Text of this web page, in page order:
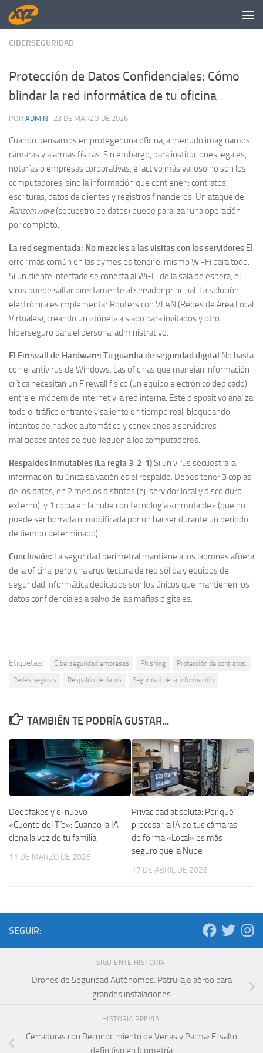
Saltar al contenido
CIBERSEGURIDAD
Protección de Datos Confidenciales: Cómo
blindar la red informática de tu oficina
POR ADMIN · 23 DE MARZO DE 2026
Cuando pensamos en proteger una oficina, a menudo imaginamos
cámaras y alarmas físicas. Sin embargo, para instituciones legales,
notarías o empresas corporativas, el activo más valioso no son los
computadores, sino la información que contienen: contratos,
escrituras, datos de clientes y registros financieros. Un ataque de
Ransomware(secuestro de datos) puede paralizar una operación
por completo.
La red segmentada: No mezcles a las visitas con los servidores El
error más común en las pymes es tener el mismo Wi-Fi para todo.
Si un cliente infectado se conecta al Wi-Fi de la sala de espera, el
virus puede saltar directamente al servidor principal. La solución
electrónica es implementar Routers con VLAN (Redes de Área Local
Virtuales), creando un «túnel» aislado para invitados y otro
hiperseguro para el personal administrativo.
El Firewall de Hardware: Tu guardia de seguridad digital No basta
con el antivirus de Windows. Las oficinas que manejan información
crítica necesitan un Firewall físico (un equipo electrónico dedicado)
entre el módem de internet y la red interna. Este dispositivo analiza
todo el tráfico entrante y saliente en tiempo real, bloqueando
intentos de hackeo automático y conexiones a servidores
maliciosos antes de que lleguen a los computadores.
Respaldos Inmutables (La regla 3-2-1)Si un virus secuestra la
información, tu única salvación es el respaldo. Debes tener 3 copias
de los datos, en 2 medios distintos (ej. servidor local y disco duro
externo), y 1 copia en la nube con tecnología «inmutable» (que no
puede ser borrada ni modificada por un hacker durante un periodo
de tiempo determinado).
Conclusión: La seguridad perimetral mantiene a los ladrones afuera
de la oficina, pero una arquitectura de red sólida y equipos de
seguridad informática dedicados son los únicos que mantienen los
datos confidenciales a salvo de las mafias digitales.
Etiquetas: Ciberseguridad empresas Phishing
Protección de contratos.
Redes seguras
Respaldo de datos Seguridad de la información
TAMBIÉN TE PODRÍA GUSTAR...
Deepfakes y el nuevo
«Cuento del Tío»: Cuando la IA
clona la voz de tu familia
11 DE MARZO DE 2026
Privacidad absoluta: Por qué
procesar la IA de tus cámaras
de forma «Local» es más
seguro que la Nube
17 DE ABRIL DE 2026
SEGUIR:
SIGUIENTE HISTORIA
Drones de Seguridad Autónomos: Patrullaje aéreo para
grandes instalaciones
HISTORIA PREVIA
Cerraduras con Reconocimiento de Venas y Palma: El salto
definitivo en biometría